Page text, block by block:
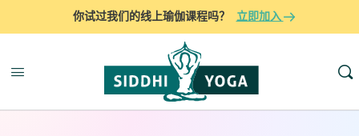
你试过我们的线上瑜伽课程吗？ 立即加入